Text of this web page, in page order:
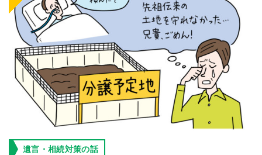
遺言・相続対策の話